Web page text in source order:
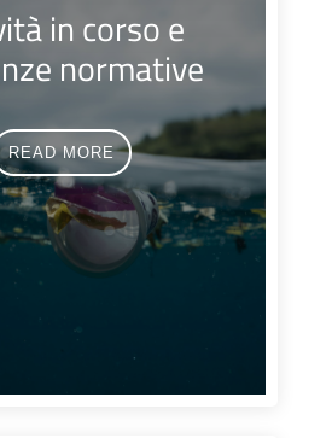
in corso e
normative
READ MORE